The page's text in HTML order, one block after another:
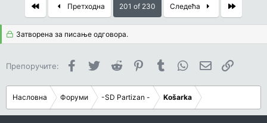
i
o
:
Претходна 201 of 230 Следећа Last
Затворена за писање одговора.
Препоручите: FacebookTwitter Reddit PinterestTumblr WhatsApp
Имејл
Насловна Форуми -SD Partizan - Košarka